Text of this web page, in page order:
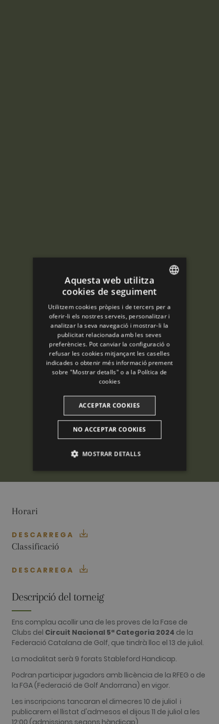
Horari
DESCARREGA
Classificació
DESCARREGA
Descripció del torneig
Ens complau acollir una de les proves de la Fase de
Clubs del Circuit Nacional 5ª Categoria 2024 de la
Federació Catalana de Golf, que tindrà lloc el 13 de juliol.
La modalitat serà 9 forats Stableford Handicap.
Podran participar jugadors amb llicència de la RFEG o de
la FGA (Federació de Golf Andorrana) en vigor.
Les inscripcions tancaran el dimecres 10 de juliol i
publicarem el llistat d'admesos el dijous 11 de juliol a les
ENGLISH
SPANISH
ENGLISH
FRENCH
CATALAN
Aquesta web utilitza
cookies de seguiment
Utilitzem cookies pròpies i de tercers per a
oferir-li els nostres serveis, personalitzar i
analitzar la seva navegació i mostrar-li la
publicitat relacionada amb les seves
preferències. Pot canviar la configuració o
refusar les cookies mitjançant les caselles
indicades o obtenir més informació prement
sobre "Mostrar detalls" o a la Política de
cookies
ACCEPTAR COOKIES
NO ACCEPTAR COOKIES
MOSTRAR DETALLS
Analítiques
Les cookies analítiques s'utilitzen per veure com
directament a cert visitant.
Nom
Proveïdor / Domini Venciment
Descripció
.golfperalada.com
with Google
Universal
Google's